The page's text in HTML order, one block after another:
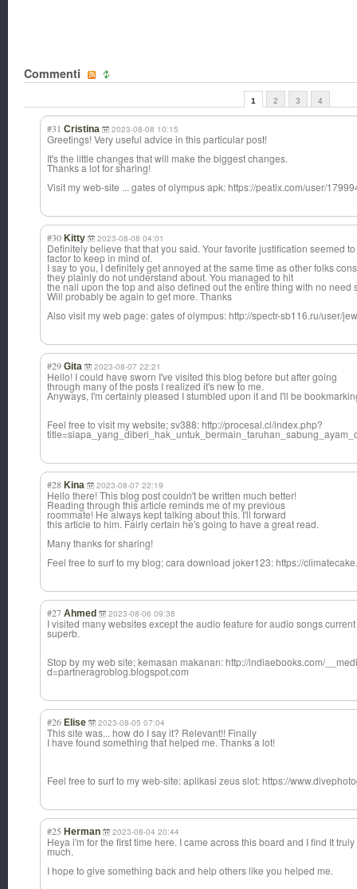
Commenti
1 2 3 4
#31 Cristina 2023-08-08 10:15
Greetings! Very useful advice in this particular post!
It's the little changes that will make the biggest changes.
Thanks a lot for sharing!
Visit my web-site ... gates of olympus apk: https://peatix.com/user/
#30 Kitty 2023-08-08 04:01
Definitely believe that that you said. Your favorite justification seemed
factor to keep in mind of.
I say to you, I definitely get annoyed at the same time as other folks
they plainly do not understand about. You managed to hit
the nail upon the top and also defined out the entire thing with no need
Will probably be again to get more. Thanks
Also visit my web page: gates of olympus: http://spectr-sb116.ru/user/
#29 Gita 2023-08-07 22:21
Hello! I could have sworn I've visited this blog before but after going
through many of the posts I realized it's new to me.
Anyways, I'm certainly pleased I stumbled upon it and I'll be
Feel free to visit my website; sv388: http://procesal.cl/index.php?
#28 Kina 2023-08-07 22:19
Hello there! This blog post couldn't be written much better!
Reading through this article reminds me of my previous
roommate! He always kept talking about this. I'll forward
this article to him. Fairly certain he's going to have a great read.
Many thanks for sharing!
Feel free to surf to my blog; cara download joker123: https://
#27 Ahmed 2023-08-06 09:38
I visited many websites except the audio feature for audio songs
superb.
Stop by my web site; kemasan makanan: http://indiaebooks.com/
d=partneragroblog.blogspot.com
#26 Elise 2023-08-05 07:04
This site was... how do I say it? Relevant!! Finally
I have found something that helped me. Thanks a lot!
Feel free to surf to my web-site: aplikasi zeus slot: https://
#25 Herman 2023-08-04 20:44
Heya i'm for the first time here. I came across this board and I find It
much.
I hope to give something back and help others like you helped me.